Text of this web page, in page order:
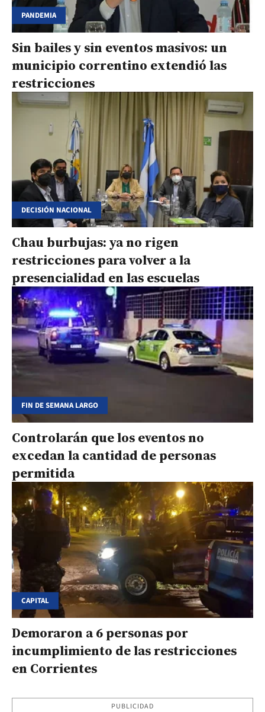
PANDEMIA
Sin bailes y sin eventos masivos: un
municipio correntino extendió las
restricciones
DECISIÓN NACIONAL
Chau burbujas: ya no rigen
restricciones para volver a la
presencialidad en las escuelas
FIN DE SEMANA LARGO
Controlarán que los eventos no
excedan la cantidad de personas
permitida
CAPITAL
Demoraron a 6 personas por
incumplimiento de las restricciones
en Corrientes
PUBLICIDAD